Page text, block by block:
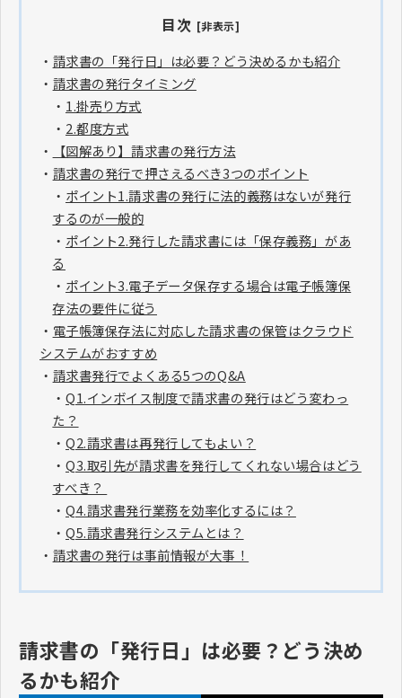
目次 [非表示]
・ 請求書の「発行日」は必要？どう決めるかも紹介
・ 請求書の発行タイミング
・ 1.掛売り方式
・ 2.都度方式
・
【図解あり】請求書の発行方法
・ 請求書の発行で押さえるべき3つのポイント
・ ポイント1.請求書の発行に法的義務はないが発行
するのが一般的
・ ポイント2.発行した請求書には「保存義務」があ
る
・ ポイント3.電子データ保存する場合は電子帳簿保
存法の要件に従う
・ 電子帳簿保存法に対応した請求書の保管はクラウド
システムがおすすめ
・ 請求書発行でよくある5つのQ&A
・ Q1.インボイス制度で請求書の発行はどう変わっ
た？
・ Q2.請求書は再発行してもよい？
・ Q3.取引先が請求書を発行してくれない場合はどう
すべき？
・ Q4.請求書発行業務を効率化するには？
・ Q5.請求書発行システムとは？
・ 請求書の発行は事前情報が大事！
請求書の「発行日」は必要？どう決め
るかも紹介